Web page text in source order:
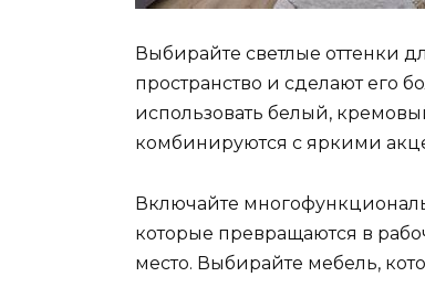
Выбирайте светлые оттенки
пространство и сделают его
использовать белый,
комбинируются с яркими
Включайте
которые превращаются в
место. Выбирайте мебель,